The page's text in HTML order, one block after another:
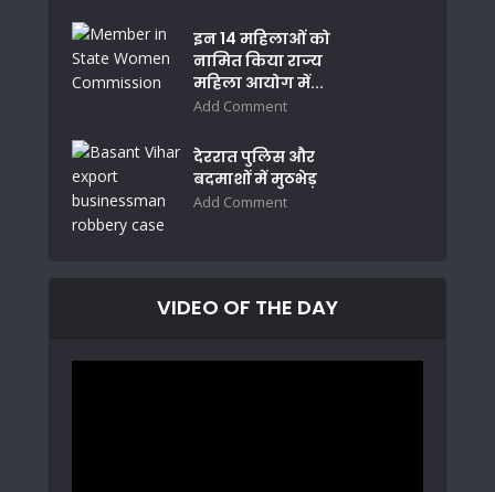
इन 14 महिलाओं को
नामित किया राज्य
महिला आयोग में...
Add Comment
देररात पुलिस और
बदमाशों में मुठभेड़
Add Comment
VIDEO OF THE DAY